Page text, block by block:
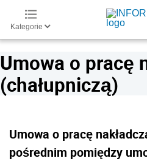
Kategorie
Umowa o pracę
(chałupniczą)
Umowa o pracę
pośrednim pomiędzy